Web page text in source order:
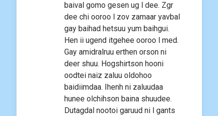
baival gomo gesen ug l dee. Zgr
dee chi ooroo l zov zamaar yavbal
gay baihad hetsuu yum baihgui.
Hen ii ugend itgehee ooroo l med.
Gay amidralruu erthen orson ni
deer shuu. Hogshirtson hooni
oodtei naiz zaluu oldohoo
baidiimdaa. Ihenh ni zaluudaa
hunee olchihson baina shuudee.
Dutagdal nootoi garuud ni l gants